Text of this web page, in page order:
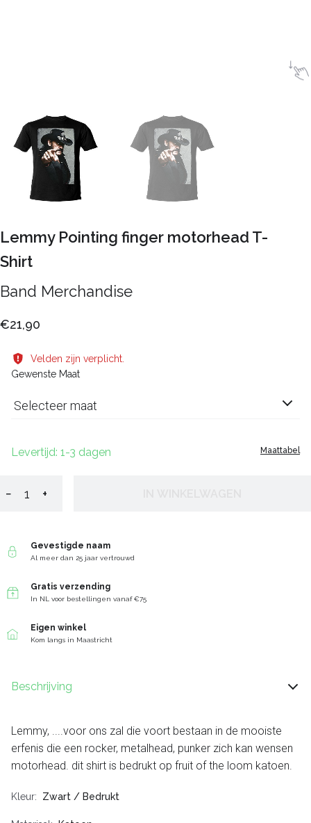
Lemmy Pointing finger motorhead T-
Shirt
Band Merchandise
€21,90
Velden zijn verplicht.
Gewenste Maat
Selecteer maat
Maattabel
Levertijd: 1-3 dagen
− +
Gevestigde naam
Al meer dan 25 jaar vertrouwd
Gratis verzending
In NL voor bestellingen vanaf €75
Eigen winkel
Kom langs in Maastricht
Beschrijving
Lemmy, ....voor ons zal die voort bestaan in de mooiste
erfenis die een rocker, metalhead, punker zich kan wensen
motorhead. dit shirt is bedrukt op fruit of the loom katoen.
Kleur Zwart / Bedrukt